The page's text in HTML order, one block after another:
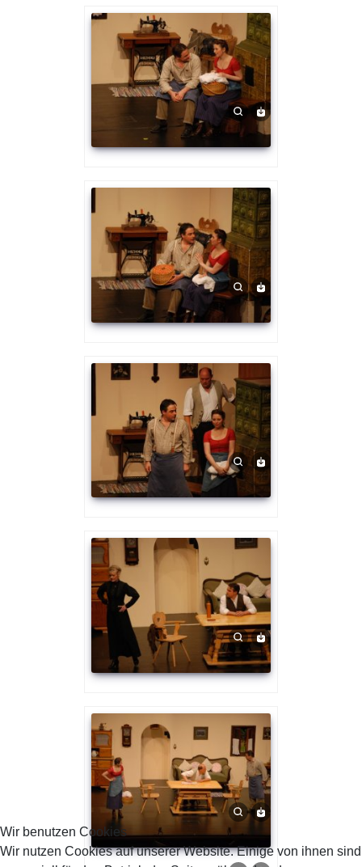
Wir benutzen Cookies
Wir nutzen Cookies auf unserer Website. Einige von ihnen sind